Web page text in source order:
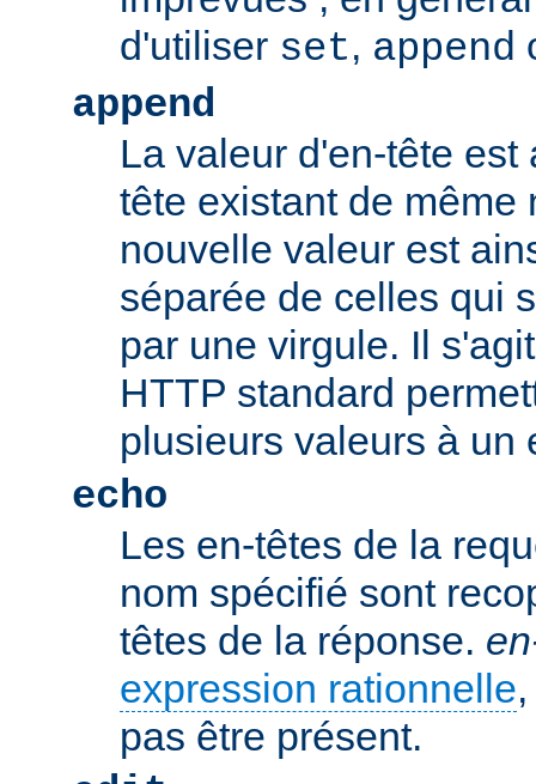
d'utiliser set, append
append
La valeur d'en-tête est
tête existant de même
nouvelle valeur est
séparée de celles qui
par une virgule. Il
HTTP standard
plusieurs valeurs à un
echo
Les en-têtes de la
nom spécifié sont
têtes de la réponse.
expression rationnelle
pas être présent.